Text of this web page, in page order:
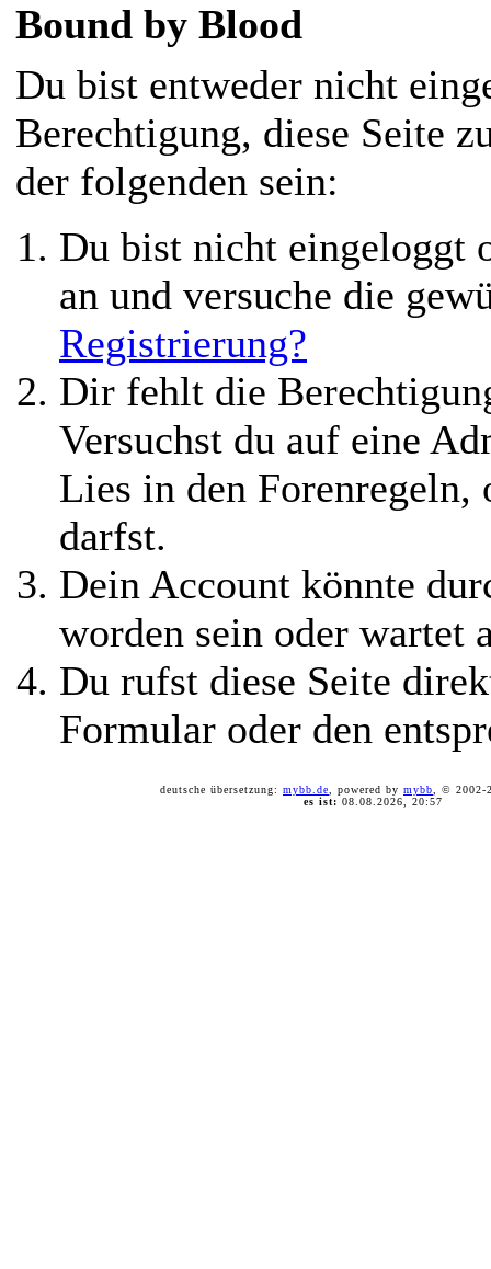
Bound by Blood
Du bist entweder nicht
Berechtigung, diese Seite
der folgenden sein:
Du bist nicht eingeloggt
an und versuche die
Registrierung?
Dir fehlt die
Versuchst du auf eine
Lies in den
darfst.
Dein Account könnte
worden sein oder wartet
Du rufst diese Seite
Formular oder den
deutsche übersetzung: mybb.de , powered by mybb , ©
es ist: 08.08.2026, 20:57